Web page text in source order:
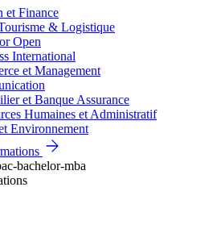
et Finance
& Logistique
Open
International
et Management
et Banque Assurance
Humaines et Administratif
Environnement